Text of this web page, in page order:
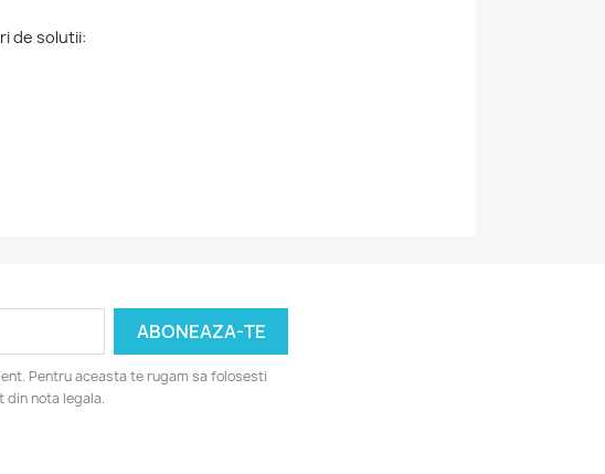
de solutii:
Pentru aceasta te rugam sa folosesti
nota legala.